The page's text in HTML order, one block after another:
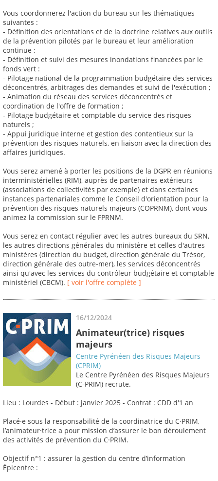
Vous coordonnerez l'action du bureau sur les thématiques
suivantes :
- Définition des orientations et de la doctrine relatives aux outils
de la prévention pilotés par le bureau et leur amélioration
continue ;
- Définition et suivi des mesures inondations financées par le
fonds vert :
- Pilotage national de la programmation budgétaire des services
déconcentrés, arbitrages des demandes et suivi de l'exécution ;
- Animation du réseau des services déconcentrés et
coordination de l'offre de formation ;
- Pilotage budgétaire et comptable du service des risques
naturels ;
- Appui juridique interne et gestion des contentieux sur la
prévention des risques naturels, en liaison avec la direction des
affaires juridiques.
Vous serez amené à porter les positions de la DGPR en réunions
interministérielles (RIM), auprès de partenaires extérieurs
(associations de collectivités par exemple) et dans certaines
instances partenariales comme le Conseil d'orientation pour la
prévention des risques naturels majeurs (COPRNM), dont vous
animez la commission sur le FPRNM.
Vous serez en contact régulier avec les autres bureaux du SRN,
les autres directions générales du ministère et celles d'autres
ministères (direction du budget, direction générale du Trésor,
direction générale des outre-mer), les services déconcentrés
ainsi qu'avec les services du contrôleur budgétaire et comptable
ministériel (CBCM). [ voir l'offre complète ]
16/12/2024
Animateur(trice) risques
majeurs
Centre Pyrénéen des Risques Majeurs
(CPRIM)
Le Centre Pyrénéen des Risques Majeurs
(C-PRIM) recrute.
Lieu : Lourdes - Début : janvier 2025 - Contrat : CDD d'1 an
Placé·e sous la responsabilité de la coordinatrice du C·PRIM,
l’animateur·trice a pour mission d’assurer le bon déroulement
des activités de prévention du C·PRIM.
Objectif n°1 : assurer la gestion du centre d’information
Épicentre :